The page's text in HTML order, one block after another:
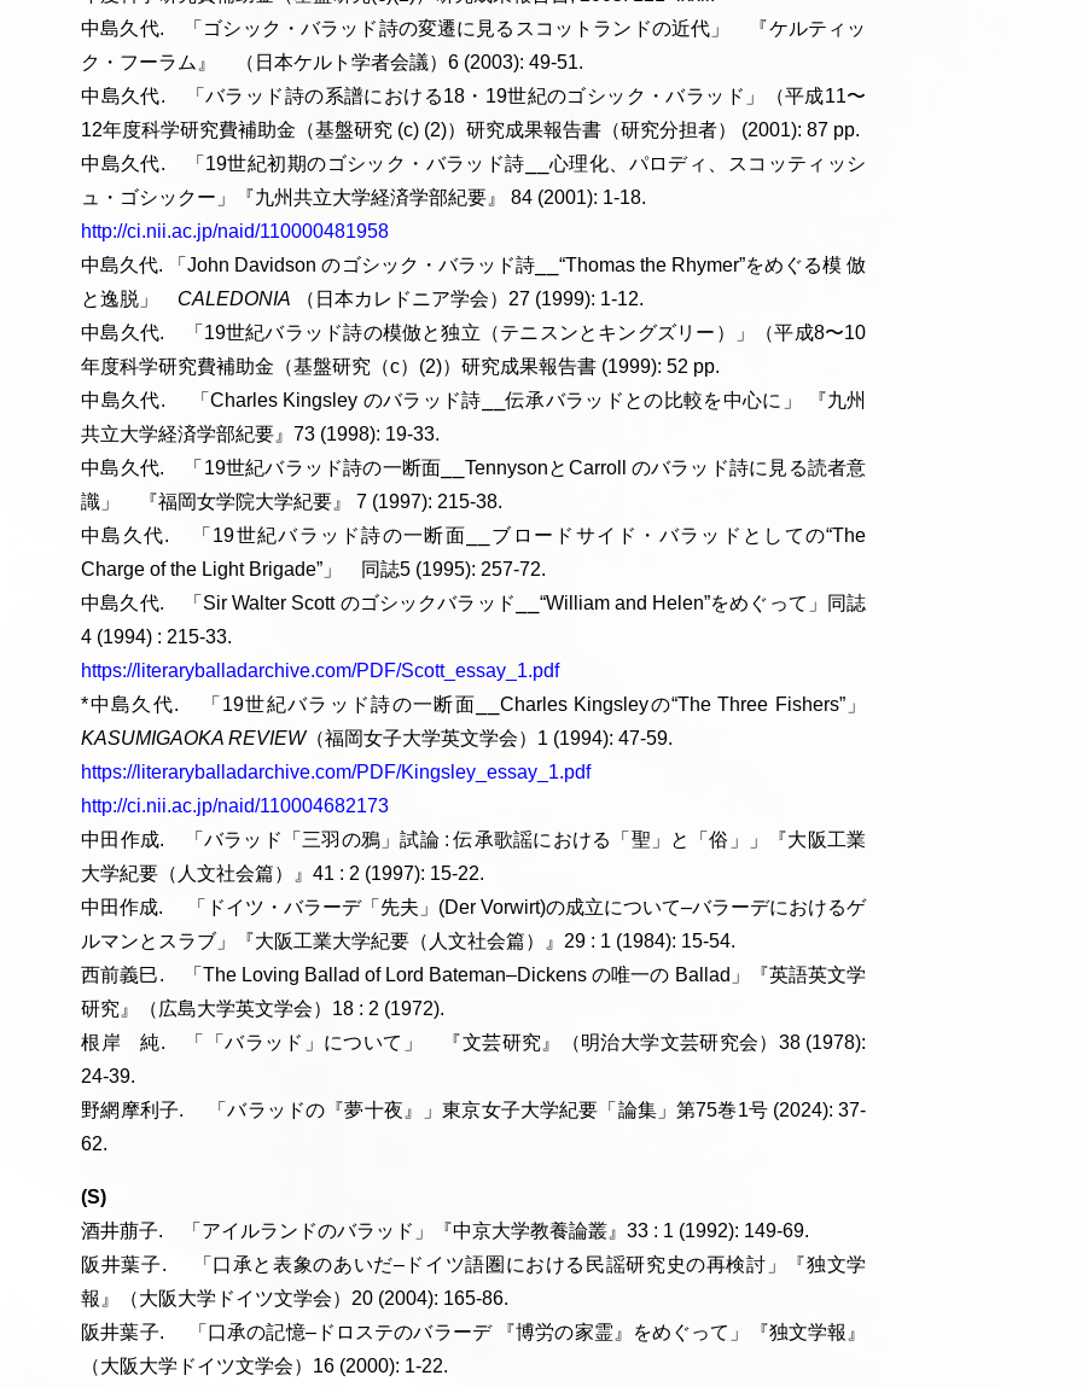
中島久代. 「ゴシック・バラッド詩の変遷に見るスコットランドの近代」 『ケルティッ
ク・フーラム』 （日本ケルト学者会議）6 (2003): 49-51.
中島久代. 「バラッド詩の系譜における18・19世紀のゴシック・バラッド」（平成11〜
12年度科学研究費補助金（基盤研究 (c) (2)）研究成果報告書（研究分担者） (2001): 87 pp.
中島久代. 「19世紀初期のゴシック・バラッド詩⎯⎯心理化、パロディ、スコッティッシ
ュ・ゴシックー」『九州共立大学経済学部紀要』 84 (2001): 1-18.
http://ci.nii.ac.jp/naid/110000481958
中島久代. 「John Davidson のゴシック・バラッド詩⎯⎯“Thomas the Rhymer”をめぐる模 倣
と逸脱」 CALEDONIA （日本カレドニア学会）27 (1999): 1-12.
中島久代. 「19世紀バラッド詩の模倣と独立（テニスンとキングズリー）」（平成8〜10
年度科学研究費補助金（基盤研究（c）(2)）研究成果報告書 (1999): 52 pp.
中島久代. 「Charles Kingsley のバラッド詩⎯⎯伝承バラッドとの比較を中心に」 『九州
共立大学経済学部紀要』73 (1998): 19-33.
中島久代. 「19世紀バラッド詩の一断面⎯⎯TennysonとCarroll のバラッド詩に見る読者意
識」 『福岡女学院大学紀要』 7 (1997): 215-38.
中島久代. 「19世紀バラッド詩の一断面⎯⎯ブロードサイド・バラッドとしての“The
Charge of the Light Brigade”」 同誌5 (1995): 257-72.
中島久代. 「Sir Walter Scott のゴシックバラッド⎯⎯“William and Helen”をめぐって」同誌
4 (1994) : 215-33.
https://literaryballadarchive.com/PDF/Scott_essay_1.pdf
*中島久代. 「19世紀バラッド詩の一断面⎯⎯Charles Kingsleyの“The Three Fishers”」
KASUMIGAOKA REVIEW（福岡女子大学英文学会）1 (1994): 47-59.
https://literaryballadarchive.com/PDF/Kingsley_essay_1.pdf
http://ci.nii.ac.jp/naid/110004682173
中田作成. 「バラッド「三羽の鴉」試論 : 伝承歌謡における「聖」と「俗」」『大阪工業
大学紀要（人文社会篇）』41 : 2 (1997): 15-22.
中田作成. 「ドイツ・バラーデ「先夫」(Der Vorwirt)の成立について–バラーデにおけるゲ
ルマンとスラブ」『大阪工業大学紀要（人文社会篇）』29 : 1 (1984): 15-54.
西前義巳. 「The Loving Ballad of Lord Bateman–Dickens の唯一の Ballad」『英語英文学
研究』（広島大学英文学会）18 : 2 (1972).
根岸 純. 「「バラッド」について」 『文芸研究』（明治大学文芸研究会）38 (1978):
24-39.
野網摩利子. 「バラッドの『夢十夜』」東京女子大学紀要「論集」第75巻1号 (2024): 37-
62.
(S)
酒井萠子. 「アイルランドのバラッド」『中京大学教養論叢』33 : 1 (1992): 149-69.
阪井葉子. 「口承と表象のあいだ–ドイツ語圏における民謡研究史の再検討」『独文学
報』（大阪大学ドイツ文学会）20 (2004): 165-86.
阪井葉子. 「口承の記憶–ドロステのバラーデ 『博労の家霊』をめぐって」『独文学報』
（大阪大学ドイツ文学会）16 (2000): 1-22.